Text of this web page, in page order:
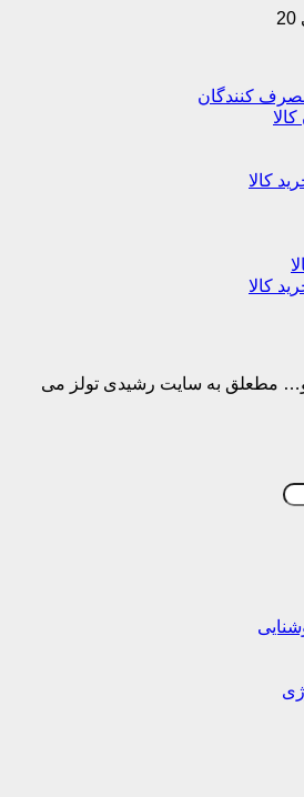
کنندگان
کالا
کالا
مطعلق به سایت رشیدی تولز می